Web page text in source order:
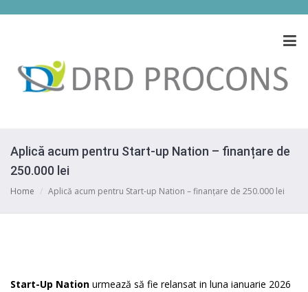
Aplică acum pentru Start-up Nation – finanțare de
250.000 lei
Home / Aplică acum pentru Start-up Nation – finanțare de 250.000 lei
Start-Up Nation urmează să fie relansat in luna ianuarie 2026